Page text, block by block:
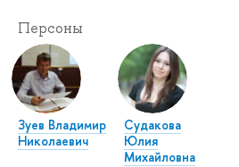
Персоны
Зуев Владимир
Николаевич
Судакова
Юлия
Михайловна